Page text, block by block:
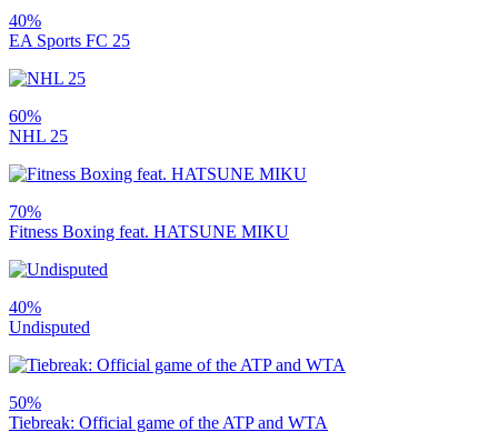
40%
EA Sports FC 25
60%
NHL 25
70%
Fitness Boxing feat. HATSUNE MIKU
40%
Undisputed
50%
Tiebreak: Official game of the ATP and WTA